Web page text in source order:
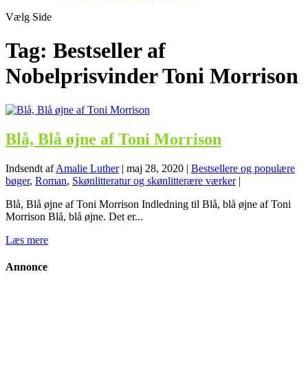
Vælg Side
Tag: Bestseller af
Nobelprisvinder Toni Morrison
Blå, Blå øjne af Toni Morrison
Indsendt afAmalie Luther| maj 28, 2020 | Bestsellere og populære
bøger, Roman, Skønlitteratur og skønlitterære værker|
Blå, Blå øjne af Toni Morrison Indledning til Blå, blå øjne af Toni
Morrison Blå, blå øjne. Det er...
Læs mere
Annonce